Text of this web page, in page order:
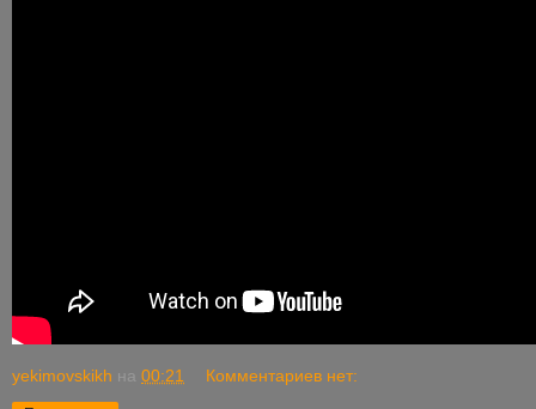
yekimovskikh на 00:21 Комментариев нет: